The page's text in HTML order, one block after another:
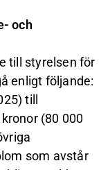
och
till styrelsen för
enligt följande:
till
(80 000
som avstår